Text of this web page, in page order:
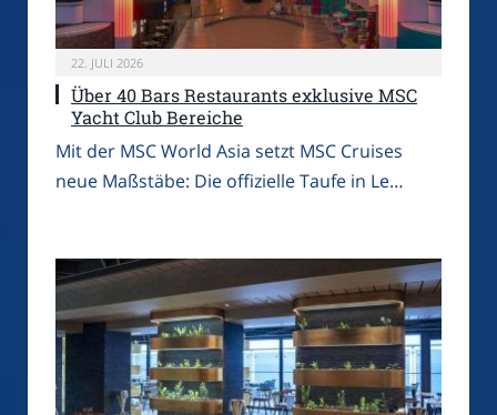
22. JULI 2026
Über 40 Bars Restaurants exklusive MSC
Yacht Club Bereiche
Mit der MSC World Asia setzt MSC Cruises
neue Maßstäbe: Die offizielle Taufe in Le…